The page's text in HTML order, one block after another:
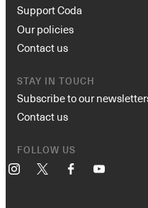
Support Coda
Our policies
Contact us
STAY IN TOUCH
Subscribe to our
Contact us
FOLLOW US
Instagram FacebookYouTube